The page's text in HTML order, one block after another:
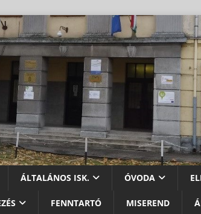
ÁLTALÁNOS ISK. ÓVODA
FENNTARTÓ MISEREND